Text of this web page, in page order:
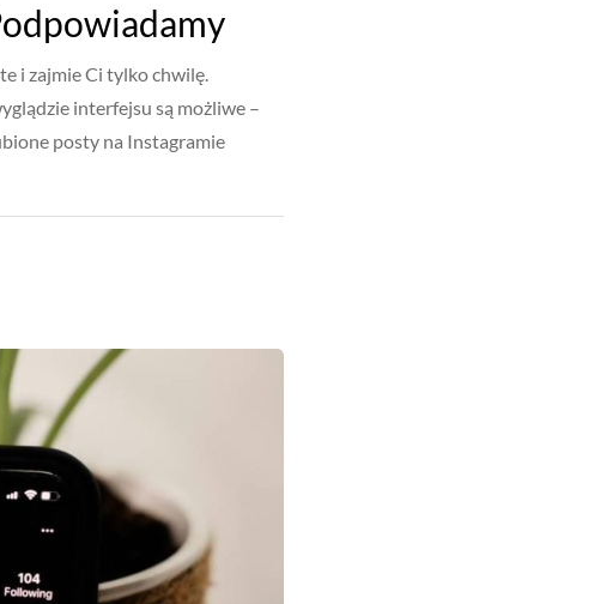
i zajmie Ci tylko chwilę.
interfejsu są możliwe –
posty na Instagramie